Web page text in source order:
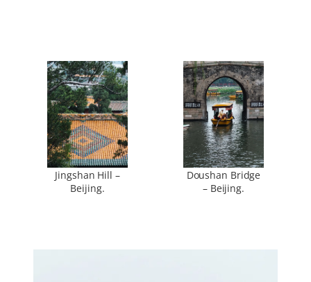
Jingshan Hill –
Beijing.
Doushan Bridge
– Beijing.